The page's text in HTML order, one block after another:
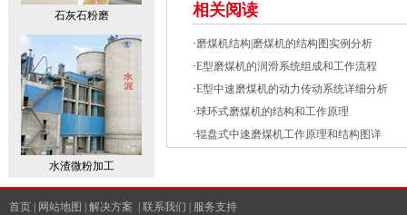
石灰石粉磨
水渣微粉加工
相关阅读
·磨煤机结构|磨煤机的结构图实例分析
·E型磨煤机的润滑系统组成和工作流程
·E型中速磨煤机的动力传动系统详细分析
·球环式磨煤机的结构和工作原理
·辊盘式中速磨煤机工作原理和结构图详
首页 网站地图 解决方案 联系我们 服务支持